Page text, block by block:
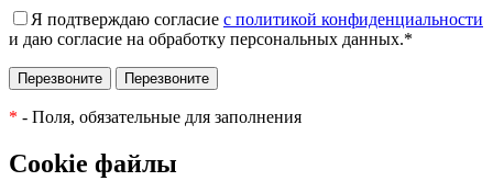
Я подтверждаю согласие с политикой конфиденциальности
и даю согласие на обработку персональных данных.*
* - Поля, обязательные для заполнения
Cookie файлы